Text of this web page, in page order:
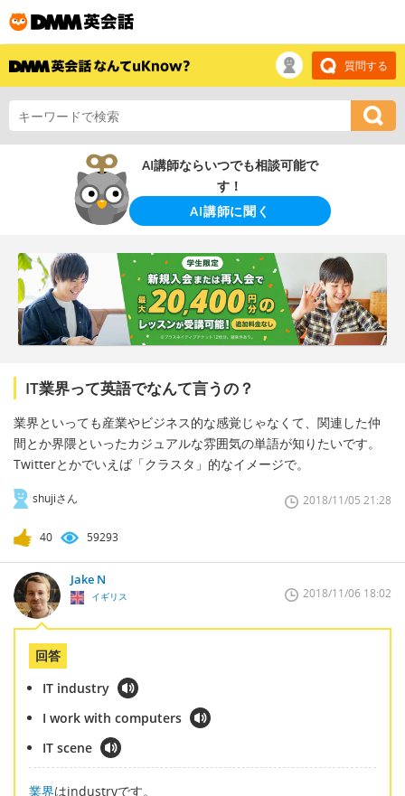
質問する
AI講師ならいつでも相談可能で
す！
AI講師に聞く
IT業界って英語でなんて言うの？
業界といっても産業やビジネス的な感覚じゃなくて、関連した仲
間とか界隈といったカジュアルな雰囲気の単語が知りたいです。
Twitterとかでいえば「クラスタ」的なイメージで。
shujiさん 2018/11/05 21:28
40 59293
Jake N
イギリス 2018/11/06 18:02
回答
IT industry
I work with computers
IT scene
業界はindustryです。